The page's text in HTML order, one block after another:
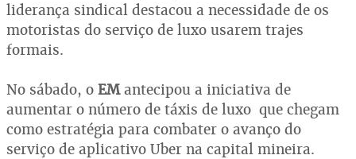
liderança sindical destacou a necessidade de os
motoristas do serviço de luxo usarem trajes
formais.
No sábado, o EMantecipou a iniciativa de
aumentar o número de táxis de luxo que chegam
como estratégia para combater o avanço do
serviço de aplicativo Uber na capital mineira.